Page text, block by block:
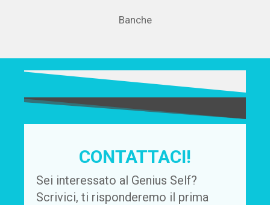
Banche
CONTATTACI!
Sei interessato al Genius Self?
Scrivici, ti risponderemo il prima